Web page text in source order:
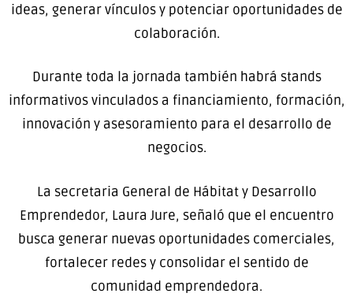
ideas, generar vínculos y potenciar oportunidades de
colaboración.
Durante toda la jornada también habrá stands
informativos vinculados a financiamiento, formación,
innovación y asesoramiento para el desarrollo de
negocios.
La secretaria General de Hábitat y Desarrollo
Emprendedor, Laura Jure, señaló que el encuentro
busca generar nuevas oportunidades comerciales,
fortalecer redes y consolidar el sentido de
comunidad emprendedora.